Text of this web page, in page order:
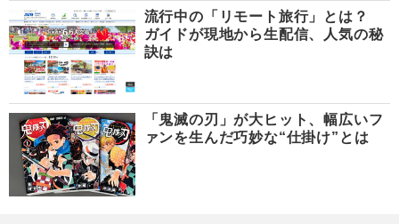
流行中の「リモート旅行」とは？
ガイドが現地から生配信、人気の秘
訣は
「鬼滅の刃」が大ヒット、幅広いフ
ァンを生んだ巧妙な“仕掛け”とは